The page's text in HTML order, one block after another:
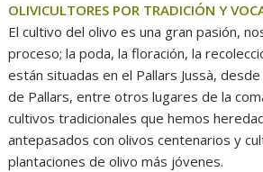
OLIVICULTORES POR TRADICIÓN Y
El cultivo del olivo es una gran pasión,
proceso; la poda, la floración, la
están situadas en el Pallars Jussà,
de Pallars, entre otros lugares de la
cultivos tradicionales que hemos
antepasados ​​con olivos centenarios y
plantaciones de olivo más jóvenes.